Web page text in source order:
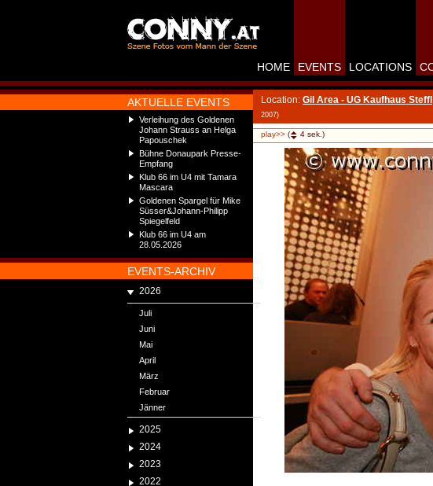
AKTUELLE EVENTS
Verleihung des Goldenen
Johann Strauss an Helga
Papouschek
Bühne Donaupark Presse-
Empfang
Klub 66 im U4 mit Tamara
Mascara
Goldenen Spargel für Mike
Süsser&Johann-Philipp
Spiegelfeld
Klub 66 im U4 am
28.05.2026
EVENTS-ARCHIV
2026
Juli
Juni
Mai
April
März
Februar
Jänner
2025
2024
2023
2022
HOME EVENTS LOCATIONS
Location: Gil Area - UG Kaufhaus Steffl
2007)
play>> ( 4 sek.)